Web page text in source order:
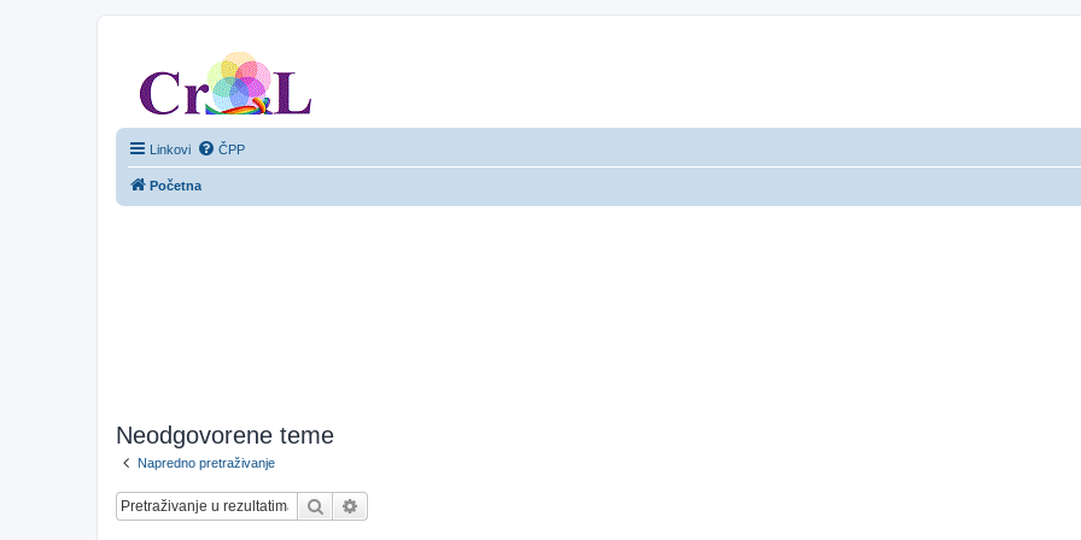
Linkovi ČPP
Početna
Neodgovorene teme
Napredno pretraživanje
Pretražnik